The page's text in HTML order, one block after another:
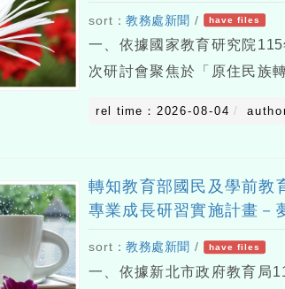
sort：教務處新聞 / have files
一、依據國家教育研究院
次研討會聚焦於「原住民族
rel time：2026-08-04
轉知教育部國民及學前教
專業成長研習實施計畫－
sort：教務處新聞 / have files
一、依據新北市政府教育局